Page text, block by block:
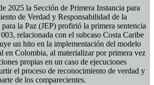
2025 la Sección de Primera Instancia para
de Verdad y Responsabilidad de la
la Paz (JEP) profirió la primera sentencia
relacionada con el subcaso Costa Caribe
un hito en la implementación del modelo
en Colombia, al materializar por primera vez
propias en un caso de ejecuciones
el proceso de reconocimiento de verdad y
de los comparecientes.